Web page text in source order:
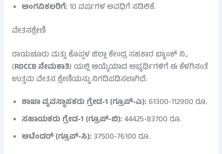
ಅಂಗವಿಕಲರಿಗೆ:10 ವರ್ಷಗಳ ಅವಧಿಗೆ ಸಡಿಲಿಕೆ.
ವೇತನಶ್ರೇಣಿ
ರಾಯಚೂರು ಮತ್ತು ಕೊಪ್ಪಳ ಜಿಲ್ಲಾ ಕೇಂದ್ರ ಸಹಕಾರ ಬ್ಯಾಂಕ್ ನಿ.,
(RDCCB ನೇಮಕಾತಿ) ಯಲ್ಲಿ ಆಯ್ಕೆಯಾದ ಅಭ್ಯರ್ಥಿಗಳಿಗೆ ಈ ಕೆಳಗಿನಂತೆ
ಉತ್ತಮ ವೇತನ ಶ್ರೇಣಿಯನ್ನು ನಿಗದಿಪಡಿಸಲಾಗಿದೆ:
ಶಾಖಾ ವ್ಯವಸ್ಥಾಪಕರು ಗ್ರೇಡ-1 (ಗ್ರೂಪ್-ಎ):61300-112900 ರೂ.
ಸಹಾಯಕರು ಗ್ರೇಡ-1 (ಗ್ರೂಪ್-ಬಿ):44425-83700 ರೂ.
ಅಟೆಂಡರ್ (ಗ್ರೂಪ್-ಸಿ):37500-76100 ರೂ.